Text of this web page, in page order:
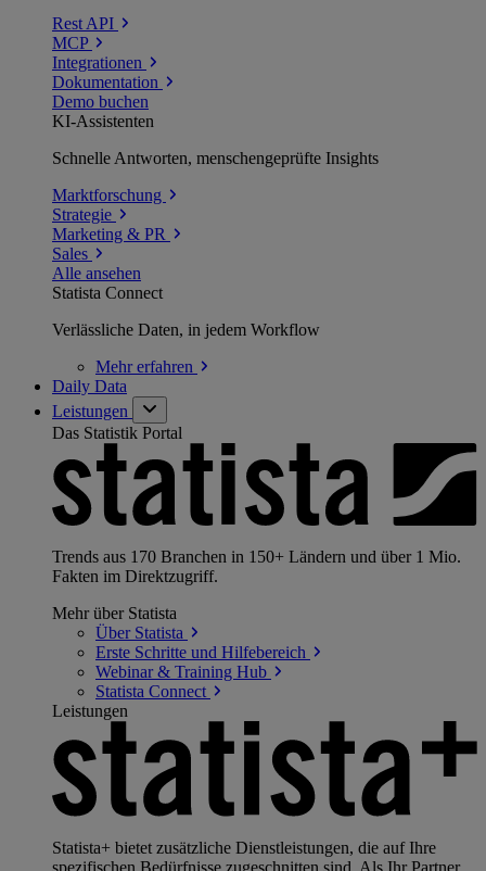
Rest API
MCP
Integrationen
Dokumentation
Demo buchen
KI-Assistenten
Schnelle Antworten, menschengeprüfte Insights
Marktforschung
Strategie
Marketing & PR
Sales
Alle ansehen
Statista Connect
Verlässliche Daten, in jedem Workflow
Mehrerfahren
Daily Data
Leistungen
Das Statistik Portal
Trends aus 170 Branchen in 150+ Ländern und über 1 Mio.
Fakten im Direktzugriff.
Mehr über Statista
Über Statista
Erste Schritte und Hilfebereich
Webinar & Training Hub
Statista Connect
Leistungen
Statista+ bietet zusätzliche Dienstleistungen, die auf Ihre
spezifischen Bedürfnisse zugeschnitten sind. Als Ihr Partner